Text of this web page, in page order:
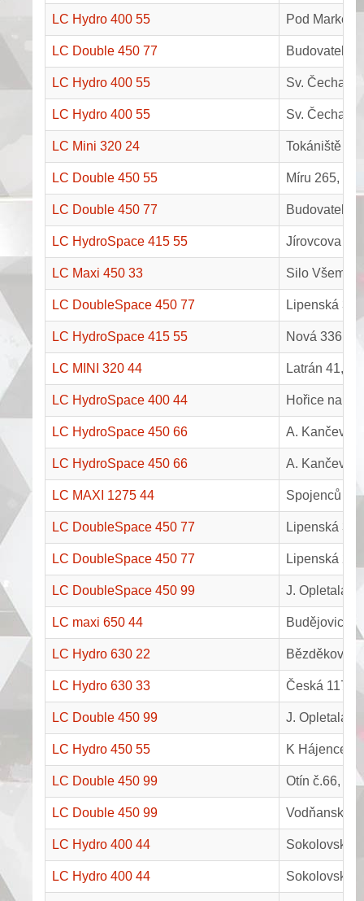
LC Hydro 400 55 Pod
LC Double 450 77
LC Hydro 400 55 Sv. Čecha
LC Hydro 400 55 Sv. Čecha
LC Mini 320 24 Tokániště
LC Double 450 55 Míru 265,
LC Double 450 77
LC HydroSpace 415 55 Jírovcova
LC Maxi 450 33 Silo
LC DoubleSpace 450 77 Lipenská
LC HydroSpace 415 55 Nová 336,
LC MINI 320 44 Latrán 41,
LC HydroSpace 400 44 Hořice na
LC HydroSpace 450 66 A. Kančeva
LC HydroSpace 450 66 A. Kančeva
LC MAXI 1275 44 Spojenců
LC DoubleSpace 450 77 Lipenská
LC DoubleSpace 450 77 Lipenská
LC DoubleSpace 450 99 J. Opletala
LC maxi 650 44 Budějovická
LC Hydro 630 22 Bězděkova
LC Hydro 630 33 Česká 1175,
LC Double 450 99 J. Opletala
LC Hydro 450 55 K Hájence
LC Double 450 99 Otín č.66,
LC Double 450 99 Vodňanská
LC Hydro 400 44 Sokolovská
LC Hydro 400 44 Sokolovská